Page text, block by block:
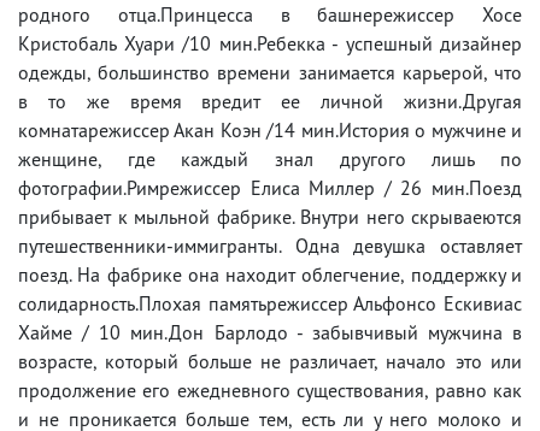
родного отца.Принцесса в башнережиссер Хосе
Кристобаль Хуари /10 мин.Ребекка - успешный дизайнер
одежды, большинство времени занимается карьерой, что
в то же время вредит ее личной жизни.Другая
комнатарежиссер Акан Коэн /14 мин.История о мужчине и
женщине, где каждый знал другого лишь по
фотографии.Римрежиссер Елиса Миллер / 26 мин.Поезд
прибывает к мыльной фабрике. Внутри него скрываеются
путешественники-иммигранты. Одна девушка оставляет
поезд. На фабрике она находит облегчение, поддержку и
солидарность.Плохая памятьрежиссер Альфонсо Ескивиас
Хайме / 10 мин.Дон Барлодо - забывчивый мужчина в
возрасте, который больше не различает, начало это или
продолжение его ежедневного существования, равно как
и не проникается больше тем, есть ли у него молоко и